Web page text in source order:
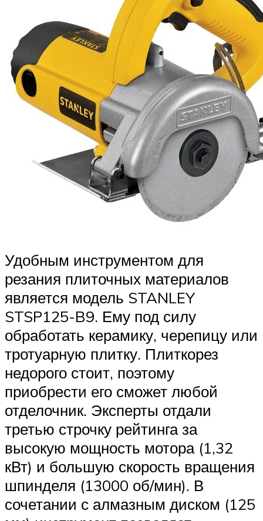
Удобным инструментом для
резания плиточных материалов
является модель STANLEY
STSP125-B9. Ему под силу
обработать керамику, черепицу или
тротуарную плитку. Плиткорез
недорого стоит, поэтому
приобрести его сможет любой
отделочник. Эксперты отдали
третью строчку рейтинга за
высокую мощность мотора (1,32
кВт) и большую скорость вращения
шпинделя (13000 об/мин). В
сочетании с алмазным диском (125